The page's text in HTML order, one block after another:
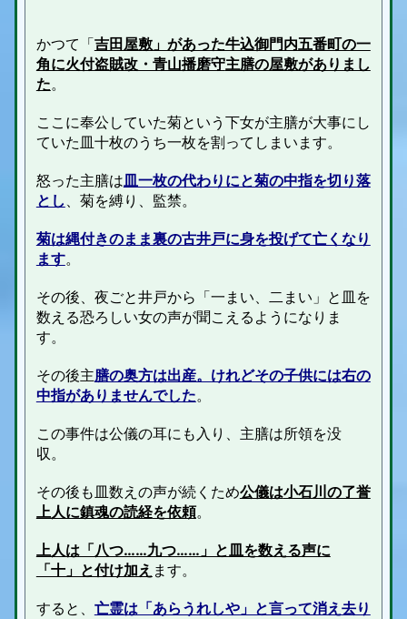
かつて「吉田屋敷」があった牛込御門内五番町の一
角に火付盗賊改・青山播磨守主膳の屋敷がありまし
た。
ここに奉公していた菊という下女が主膳が大事にし
ていた皿十枚のうち一枚を割ってしまいます。
怒った主膳は皿一枚の代わりにと菊の中指を切り落
とし 、菊を縛り、 監禁。
菊は縄付きのまま裏の古井戸に身を投げて亡くなり
ます。
その後、夜ごと井戸から「一まい、二まい」と皿を
数える恐ろしい女の声が聞こえるようになりま
す。
その後主膳の奥方は出産。けれどその子供には右の
中指がありませんでした。
この事件は公儀の耳にも入り、主膳は所領を没
収。
その後も皿数えの声が続くため公儀は小石川の了誉
上人に鎮魂の読経を依頼。
上人は「八つ……九つ……」と皿を数える声に
「十」と付け加え ます。
すると、 亡霊は「あらうれしや」と言って消え去り